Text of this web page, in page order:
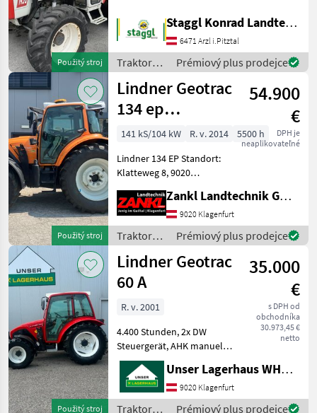
Použitý stroj
hinten Hydraulikgestänge
mit CBM Schnellkuppler
Hauer Frontladerkonsole
mit Einhebelsteuerung
Staggl Konrad Landtechnik Oberland
6471 Arzl i.Pitztal
Traktory /
Lindner
Prémiový plus prodejce
Použitý stroj
Lindner Geotrac
134 ep
Kommunal
54.900
€
DPH je
neaplikovateľné
141 kS/104 kW R. v. 2014
5500 h
Lindner 134 EP Standort:
Klatteweg 8, 9020
ca. 5.500 Betriebsstunden -
Fronthydraulik mit
Kommunalplatte -
Klimaanlage - 3 x DW
Zankl Landtechnik GmbH
9020 Klagenfurt
Traktory /
Lindner
Prémiový plus prodejce
Použitý stroj
Lindner Geotrac
60 A
35.000
€
s DPH od
obchodníka
30.973,45 €
netto
R. v. 2001
4.400 Stunden, 2x DW
Steuergerät, AHK manuell,
guter Zustand; Informieren
Sie sichbitte vor Fahrt-
Antritt telefonisch, ob die
von Ihnen angefragte
Unser Lagerhaus WHG, Kärnten, Klagenfurt
9020 Klagenfurt
Traktory /
Prémiový plus prodejce